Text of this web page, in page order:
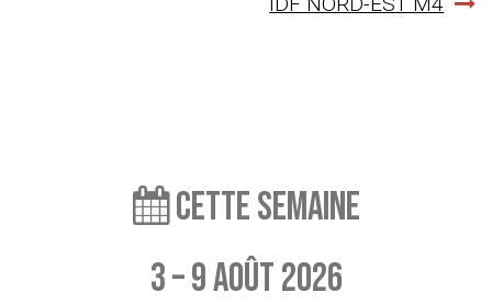
Cette semaine
3 – 9 août 2026